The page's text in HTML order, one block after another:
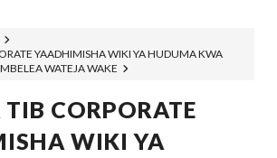
SERIKALI INATAMBUA MCHANGO WA
RAIS SAMIA, MUSEVEN WASHUHUDIA
OSCAR ASSENGA -Aug 06 2026
YATOA ELIMU YA URASIMISHAJI
YAADHIMISHA WIKI YA HUDUMA KWA
WATEJA WAKE
TIB CORPORATE
WIKI YA